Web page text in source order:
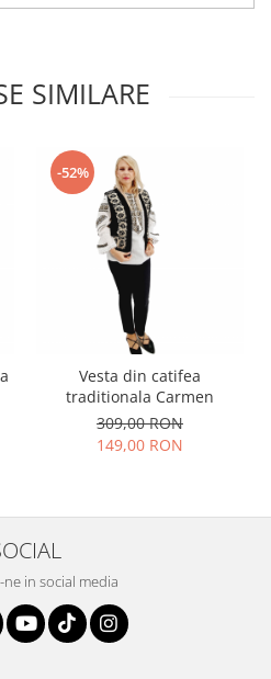
SIMILARE
-52%
Vesta din catifea
traditionala Carmen
309,00 RON
149,00 RON
ne in social media